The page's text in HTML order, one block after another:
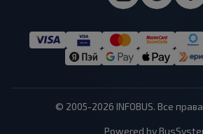
© 2005-2026 INFOBUS. Все
Powered by